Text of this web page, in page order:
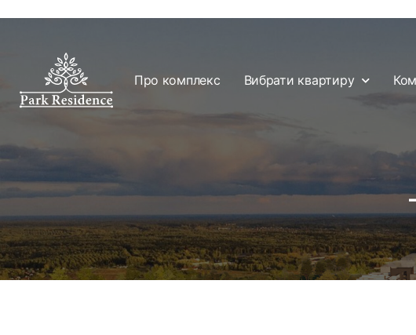
Про комплекс Вибрати квартиру